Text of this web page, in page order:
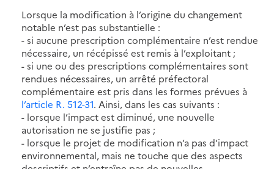
Lorsque la modification à l’origine du changement
notable n’est pas substantielle :
- si aucune prescription complémentaire n’est rendue
nécessaire, un récépissé est remis à l’exploitant ;
- si une ou des prescriptions complémentaires sont
rendues nécessaires, un arrêté préfectoral
complémentaire est pris dans les formes prévues à
l’article R. 512-31. Ainsi, dans les cas suivants :
- lorsque l’impact est diminué, une nouvelle
autorisation ne se justifie pas ;
- lorsque le projet de modification n’a pas d’impact
environnemental, mais ne touche que des aspects